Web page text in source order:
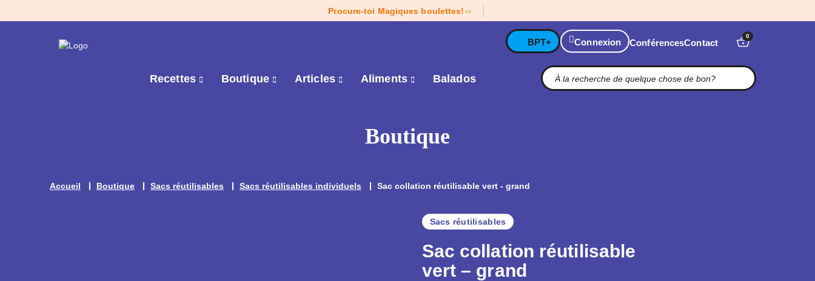
Procure-toi Magiques boulettes!
BPT+ Connexion ConférencesContact
0
Recettes Boutique Articles Aliments Balados
Boutique
Accueil Boutique Sacs réutilisables Sacs réutilisables individuels Sac collation réutilisable vert - grand
Sacs réutilisables
Sac collation réutilisable
vert – grand